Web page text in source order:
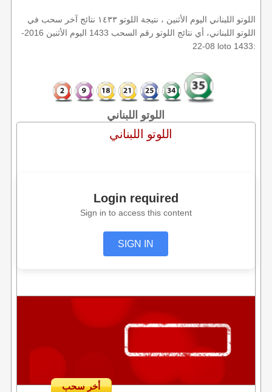
اللوتو اللبناني اليوم الأثنين ، نتيجة اللوتو ١٤٣٣ نتائج آخر سحب في
اللوتو اللبناني، أي نتائج اللوتو رقم السحب 1433 اليوم الأثنين 2016-
08-22 loto 1433:
اللوتو اللبناني
اللوتو اللبناني
Login required
Sign in to access this content
SIGN IN
أخر سحب